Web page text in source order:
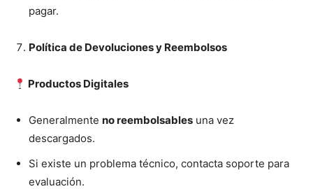
pagar.
Política de Devoluciones y Reembolsos
Productos Digitales
Generalmente no reembolsables una vez
descargados.
Si existe un problema técnico, contacta soporte para
evaluación.